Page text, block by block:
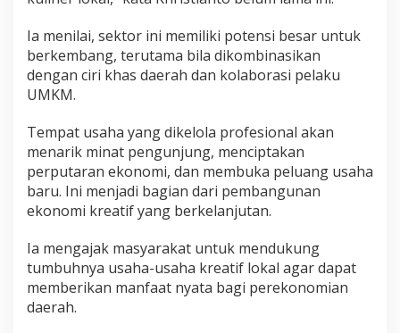
Ia menilai, sektor ini memiliki potensi besar untuk
berkembang, terutama bila dikombinasikan
dengan ciri khas daerah dan kolaborasi pelaku
UMKM.
Tempat usaha yang dikelola profesional akan
menarik minat pengunjung, menciptakan
perputaran ekonomi, dan membuka peluang usaha
baru. Ini menjadi bagian dari pembangunan
ekonomi kreatif yang berkelanjutan.
Ia mengajak masyarakat untuk mendukung
tumbuhnya usaha-usaha kreatif lokal agar dapat
memberikan manfaat nyata bagi perekonomian
daerah.